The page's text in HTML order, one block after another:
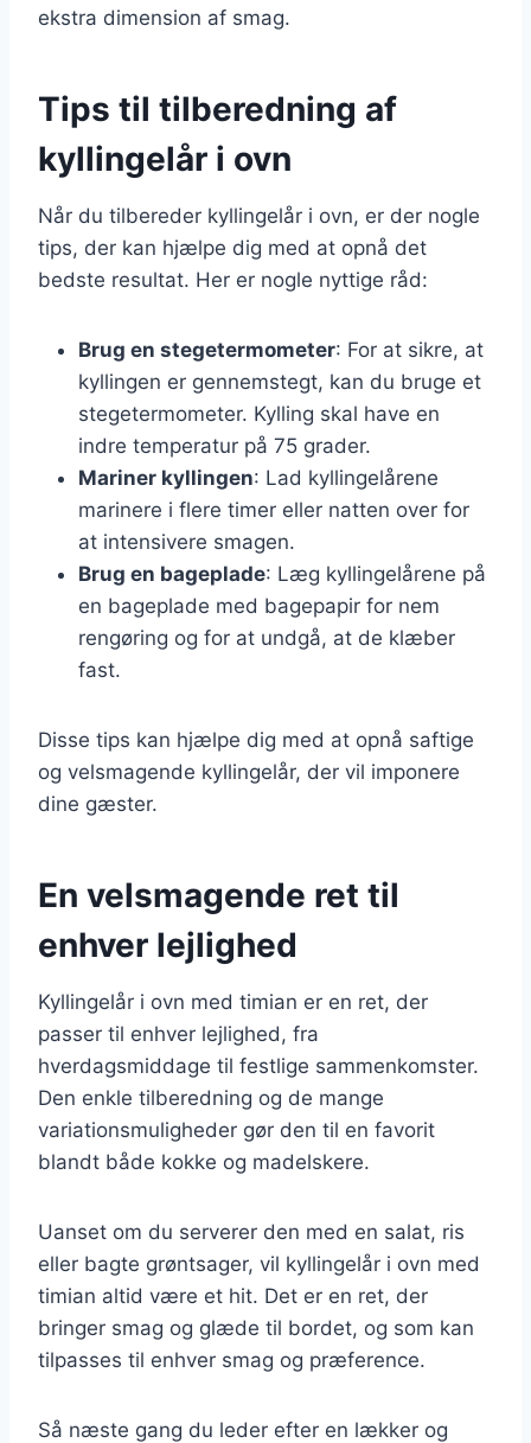
ekstra dimension af smag.
Tips til tilberedning af
kyllingelår i ovn
Når du tilbereder kyllingelår i ovn, er der nogle
tips, der kan hjælpe dig med at opnå det
bedste resultat. Her er nogle nyttige råd:
Brug en stegetermometer: For at sikre, at
kyllingen er gennemstegt, kan du bruge et
stegetermometer. Kylling skal have en
indre temperatur på 75 grader.
Mariner kyllingen: Lad kyllingelårene
marinere i flere timer eller natten over for
at intensivere smagen.
Brug en bageplade: Læg kyllingelårene på
en bageplade med bagepapir for nem
rengøring og for at undgå, at de klæber
fast.
Disse tips kan hjælpe dig med at opnå saftige
og velsmagende kyllingelår, der vil imponere
dine gæster.
En velsmagende ret til
enhver lejlighed
Kyllingelår i ovn med timian er en ret, der
passer til enhver lejlighed, fra
hverdagsmiddage til festlige sammenkomster.
Den enkle tilberedning og de mange
variationsmuligheder gør den til en favorit
blandt både kokke og madelskere.
Uanset om du serverer den med en salat, ris
eller bagte grøntsager, vil kyllingelår i ovn med
timian altid være et hit. Det er en ret, der
bringer smag og glæde til bordet, og som kan
tilpasses til enhver smag og præference.
Så næste gang du leder efter en lækker og